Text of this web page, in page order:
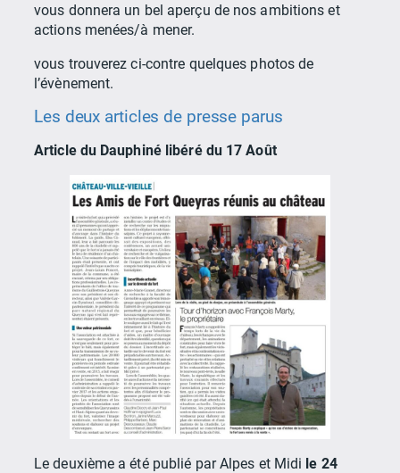
vous donnera un bel aperçu de nos ambitions et
actions menées/à mener.
vous trouverez ci-contre quelques photos de
l’évènement.
Les deux articles de presse parus
Article du Dauphiné libéré du 17 Août
Le deuxième a été publié par Alpes et Midi le 24